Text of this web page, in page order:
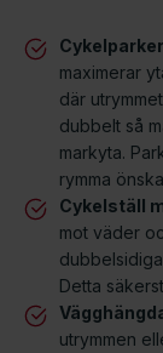
maximerar
där
dubbelt så
markyta.
rymma
Cykelställ
mot väder
Detta
utrymmen